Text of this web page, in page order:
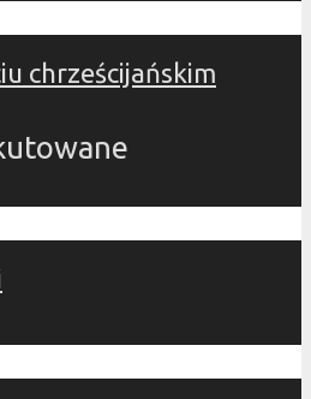
chrześcijańskim